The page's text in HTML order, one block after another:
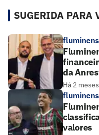
SUGERIDA PARA
da
Há 2 meses
valores